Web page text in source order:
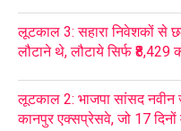
लूटकाल 3: सहारा निवेशकों से
लौटाने थे, लौटाये सिर्फ ₹8,429
लूटकाल 2: भाजपा सांसद
कानपुर एक्सप्रेसवे, जो 17